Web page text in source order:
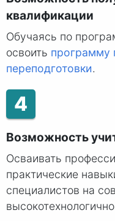
квалификации
Обучаясь по
освоить программу
переподготовки.
4
Возможность
Осваивать
практические
специалистов на